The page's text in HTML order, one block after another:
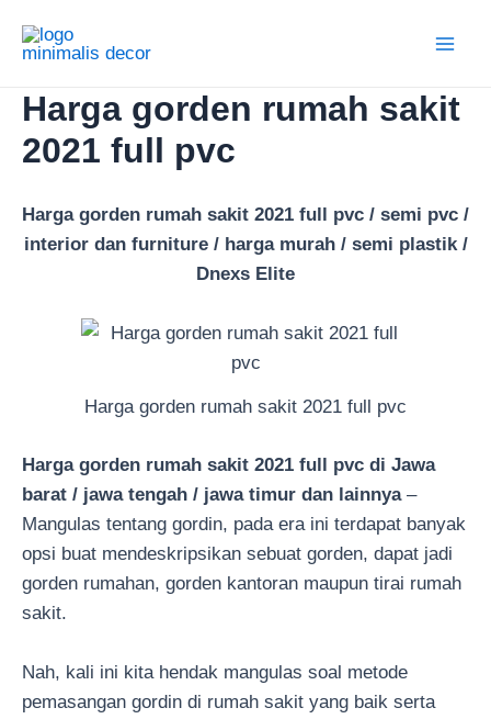
Harga gorden rumah sakit
2021 full pvc
Harga gorden rumah sakit 2021 full pvc / semi pvc /
interior dan furniture / harga murah / semi plastik /
Dnexs Elite
Harga gorden rumah sakit 2021 full pvc
Harga gorden rumah sakit 2021 full pvc di Jawa
barat / jawa tengah / jawa timur dan lainnya –
Mangulas tentang gordin, pada era ini terdapat banyak
opsi buat mendeskripsikan sebuat gorden, dapat jadi
gorden rumahan, gorden kantoran maupun tirai rumah
sakit.
Nah, kali ini kita hendak mangulas soal metode
pemasangan gordin di rumah sakit yang baik serta